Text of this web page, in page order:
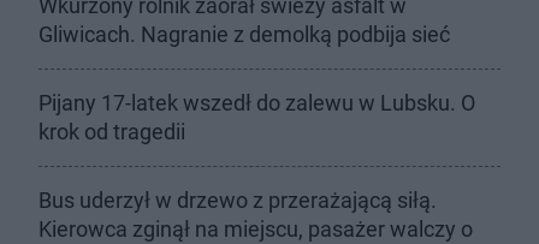
Wkurzony rolnik zaorał świeży asfalt w
Gliwicach. Nagranie z demolką podbija sieć
Pijany 17-latek wszedł do zalewu w Lubsku. O
krok od tragedii
Bus uderzył w drzewo z przerażającą siłą.
Kierowca zginął na miejscu, pasażer walczy o